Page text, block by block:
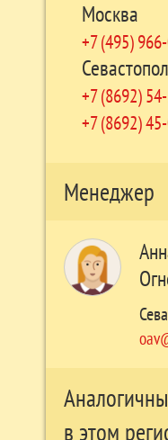
Москва
+7 (495)
+7 (8692)
+7 (8692)
Менеджер
в этом